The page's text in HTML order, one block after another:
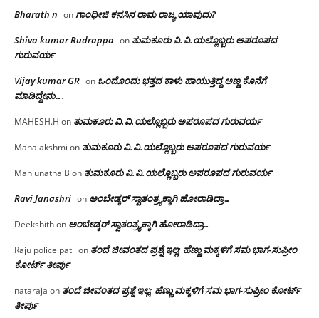
Bharath n onಗಾಂಧೀಜಿ ಕನಸಿನ ರಾಮ ರಾಜ್ಯ ಯಾವುದು?
Shiva kumar Rudrappa on ತುಮಕೂರು‌ ವಿ.ವಿ.ಯಲ್ಲೊಬ್ಬರು ಅಪರೂಪದ
ಗುರುವರ್ಯ
Vijay kumar GR on ಒಂದೊಂದು ಭತ್ತದ ಕಾಳು ಹಾಯುತ್ತಿದ್ದ ಅಣ್ಣ ಕೊನೆಗೆ
ಮಾಡಿದ್ದೇನು….
MAHESH.H on ತುಮಕೂರು‌ ವಿ.ವಿ.ಯಲ್ಲೊಬ್ಬರು ಅಪರೂಪದ ಗುರುವರ್ಯ
Mahalakshmi on ತುಮಕೂರು‌ ವಿ.ವಿ.ಯಲ್ಲೊಬ್ಬರು ಅಪರೂಪದ ಗುರುವರ್ಯ
Manjunatha B on ತುಮಕೂರು‌ ವಿ.ವಿ.ಯಲ್ಲೊಬ್ಬರು ಅಪರೂಪದ ಗುರುವರ್ಯ
Ravi Janashri on ಅಂಬೇಡ್ಕರ್ ಸ್ವಾತಂತ್ರ್ಯಕ್ಕಾಗಿ ಹೋರಾಡಿದ್ರಾ…
Deekshithon ಅಂಬೇಡ್ಕರ್ ಸ್ವಾತಂತ್ರ್ಯಕ್ಕಾಗಿ ಹೋರಾಡಿದ್ರಾ…
Raju police patil on ತಂದೆ ಜೀವಂತದ ಪ್ರಶ್ನೆ ಇಲ್ಲ: ಹೆಣ್ಣು ಮಕ್ಕಳಿಗೆ ಸಮ ಭಾಗ-ಸುಪ್ರೀಂ
ಕೋರ್ಟ್ ತೀರ್ಪು
nataraja on ತಂದೆ ಜೀವಂತದ ಪ್ರಶ್ನೆ ಇಲ್ಲ: ಹೆಣ್ಣು ಮಕ್ಕಳಿಗೆ ಸಮ ಭಾಗ-ಸುಪ್ರೀಂ ಕೋರ್ಟ್
ತೀರ್ಪು